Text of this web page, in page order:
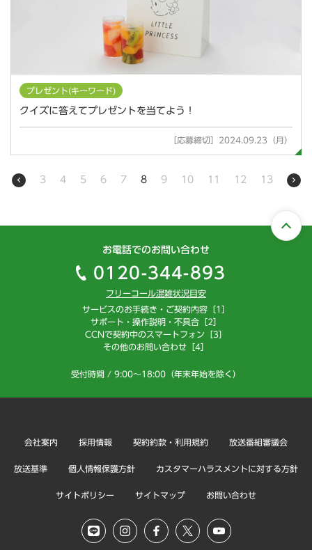
プレゼント(キーワード)
クイズに答えてプレゼントを当てよう！
［応募締切］2024.09.23（月）
3 4 5 6 7 8 9 10 11 12 13
お電話でのお問い合わせ
0120-344-893
フリーコール混雑状況目安
サービスのお手続き・ご契約内容［1］
サポート・操作説明・不具合［2］
CCNで契約中のスマートフォン［3］
その他のお問い合わせ［4］
受付時間 / 9:00～18:00（年末年始を除く）
会社案内 採用情報 契約約款・利用規約 放送番組審議会
放送基準 個人情報保護方針 カスタマーハラスメントに対する方針
サイトポリシー サイトマップ お問い合わせ